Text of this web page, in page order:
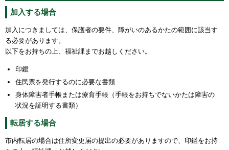
加入する場合
加入につきましては、保護者の要件、障がいのあるかたの範囲に該当す
る必要があります。
以下をお持ちの上、福祉課までお越しください。
印鑑
住民票を発行するのに必要な書類
身体障害者手帳または療育手帳（手帳をお持ちでないかたは障害の
状況を証明する書類）
転居する場合
市内転居の場合は住所変更届の提出の必要がありますので、印鑑をお持